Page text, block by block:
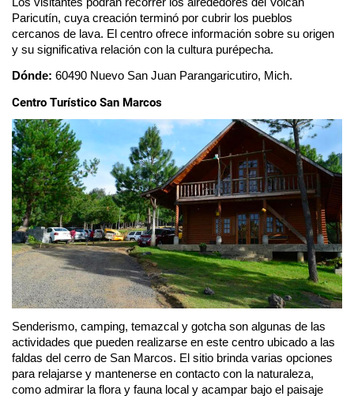
Paricutín, cuya creación terminó por cubrir los pueblos
cercanos de lava. El centro ofrece información sobre su origen
y su significativa relación con la cultura purépecha.
Dónde: 60490 Nuevo San Juan Parangaricutiro, Mich.
Centro Turístico San Marcos
Senderismo, camping, temazcal y gotcha son algunas de las
actividades que pueden realizarse en este centro ubicado a las
faldas del cerro de San Marcos. El sitio brinda varias opciones
para relajarse y mantenerse en contacto con la naturaleza,
como admirar la flora y fauna local y acampar bajo el paisaje